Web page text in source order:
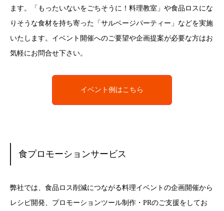
ます。「もったいないをごちそうに！料理教室」や食品ロスにな
りそうな食材を持ち寄った「サルベージパーティー」などを実施
いたします。イベント開催へのご要望や企画提案が必要な方はお
気軽にお問合せ下さい。
イベント例はこちら
食プロモーションサービス
弊社では、食品ロス削減につながる料理イベントの企画開催から
レシピ開発、プロモーションツール制作・PRのご支援をしてお